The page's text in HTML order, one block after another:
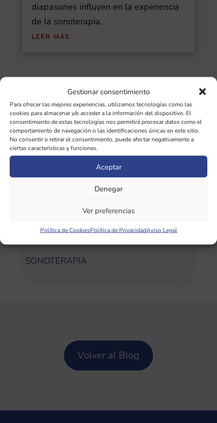
Gestionar consentimiento
Para ofrecer las mejores experiencias, utilizamos tecnologías como las
cookies para almacenar y/o acceder a la información del dispositivo. El
consentimiento de estas tecnologías nos permitirá procesar datos como el
comportamiento de navegación o las identificaciones únicas en este sitio.
No consentir o retirar el consentimiento, puede afectar negativamente a
ciertas características y funciones.
Aceptar
Denegar
Ver preferencias
Política de CookiesPolítica de PrivacidadAviso Legal
diapasones influyen en la experiencia
de la sonoterapia.
LEER MÁS
Ultimas Entradas
Diapasones binaurales: guía completa de
las 5 frecuencias cerebrales y sus
beneficios
¿Qué importancia tiene la afinación de
diapasones en sonoterapia?
Categorías
SONOTERAPIA
Volver al Blog